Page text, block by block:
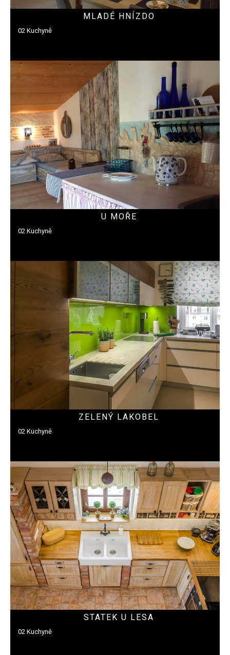
MLADÉ HNÍZDO
02 Kuchyně
U MOŘE
02 Kuchyně
ZELENÝ LAKOBEL
02 Kuchyně
STATEK U LESA
02 Kuchyně